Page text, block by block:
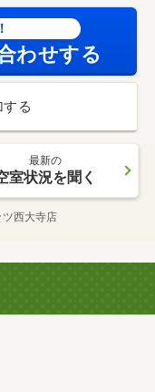
わせする
る
最新の
室状況を聞く
ツ西大寺店